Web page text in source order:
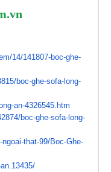
14/141807-boc-ghe-
boc-ghe-sofa- long-
an-4326545.htm
boc-ghe-sofa-long-
ngoai-that-99/Boc-Ghe-